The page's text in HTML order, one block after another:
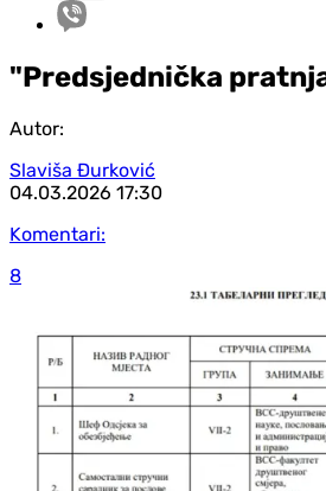
"Predsjednička
Autor:
Slaviša Đurković
04.03.2026 17:30
Komentari:
8